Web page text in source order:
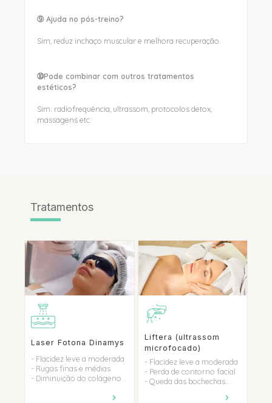
➈ Ajuda no pós-treino?
Sim, reduz inchaço muscular e melhora recuperação.
➉Pode combinar com outros tratamentos
estéticos?
Sim: radiofrequência, ultrassom, protocolos detox,
massagens etc.
Tratamentos
Laser Fotona Dinamys
- Flacidez leve a moderada
- Rugas finas e médias
- Diminuição do colágeno...
›
Liftera (ultrassom
microfocado)
- Flacidez leve a moderada
- Perda de contorno facial
- Queda das bochechas...
›